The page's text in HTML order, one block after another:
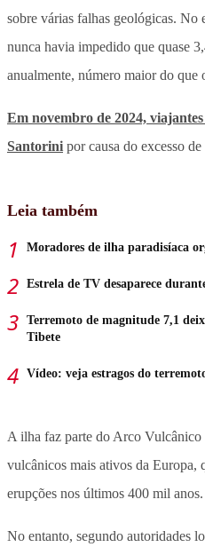
sobre várias falhas geológicas. No
nunca havia impedido que quase
anualmente, número maior do
Em novembro de 2024,
Santorini por causa do excesso
Leia também
Moradores de ilha paradisíaca
Estrela de TV desaparece
Terremoto de magnitude 7,1
Tibete
Vídeo: veja estragos do
A ilha faz parte do Arco
vulcânicos mais ativos da Europa,
erupções nos últimos 400 mil anos.
No entanto, segundo autoridades